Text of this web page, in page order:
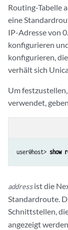
Routing-Tabelle
eine
IP-Adresse von
konfigurieren
konfigurieren,
verhält sich
Um
verwendet,
user@host> show
addressist die
Standardroute.
Schnittstellen,
angezeigt